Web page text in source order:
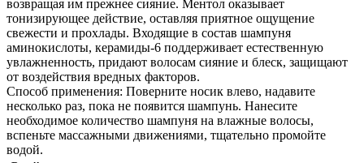
возвращая им прежнее сияние. Ментол оказывает
тонизирующее действие, оставляя приятное ощущение
свежести и прохлады. Входящие в состав шампуня
аминокислоты, керамиды-6 поддерживает естественную
увлажненность, придают волосам сияние и блеск, защищают
от воздействия вредных факторов.
Способ применения: Поверните носик влево, надавите
несколько раз, пока не появится шампунь. Нанесите
необходимое количество шампуня на влажные волосы,
вспеньте массажными движениями, тщательно промойте
водой.